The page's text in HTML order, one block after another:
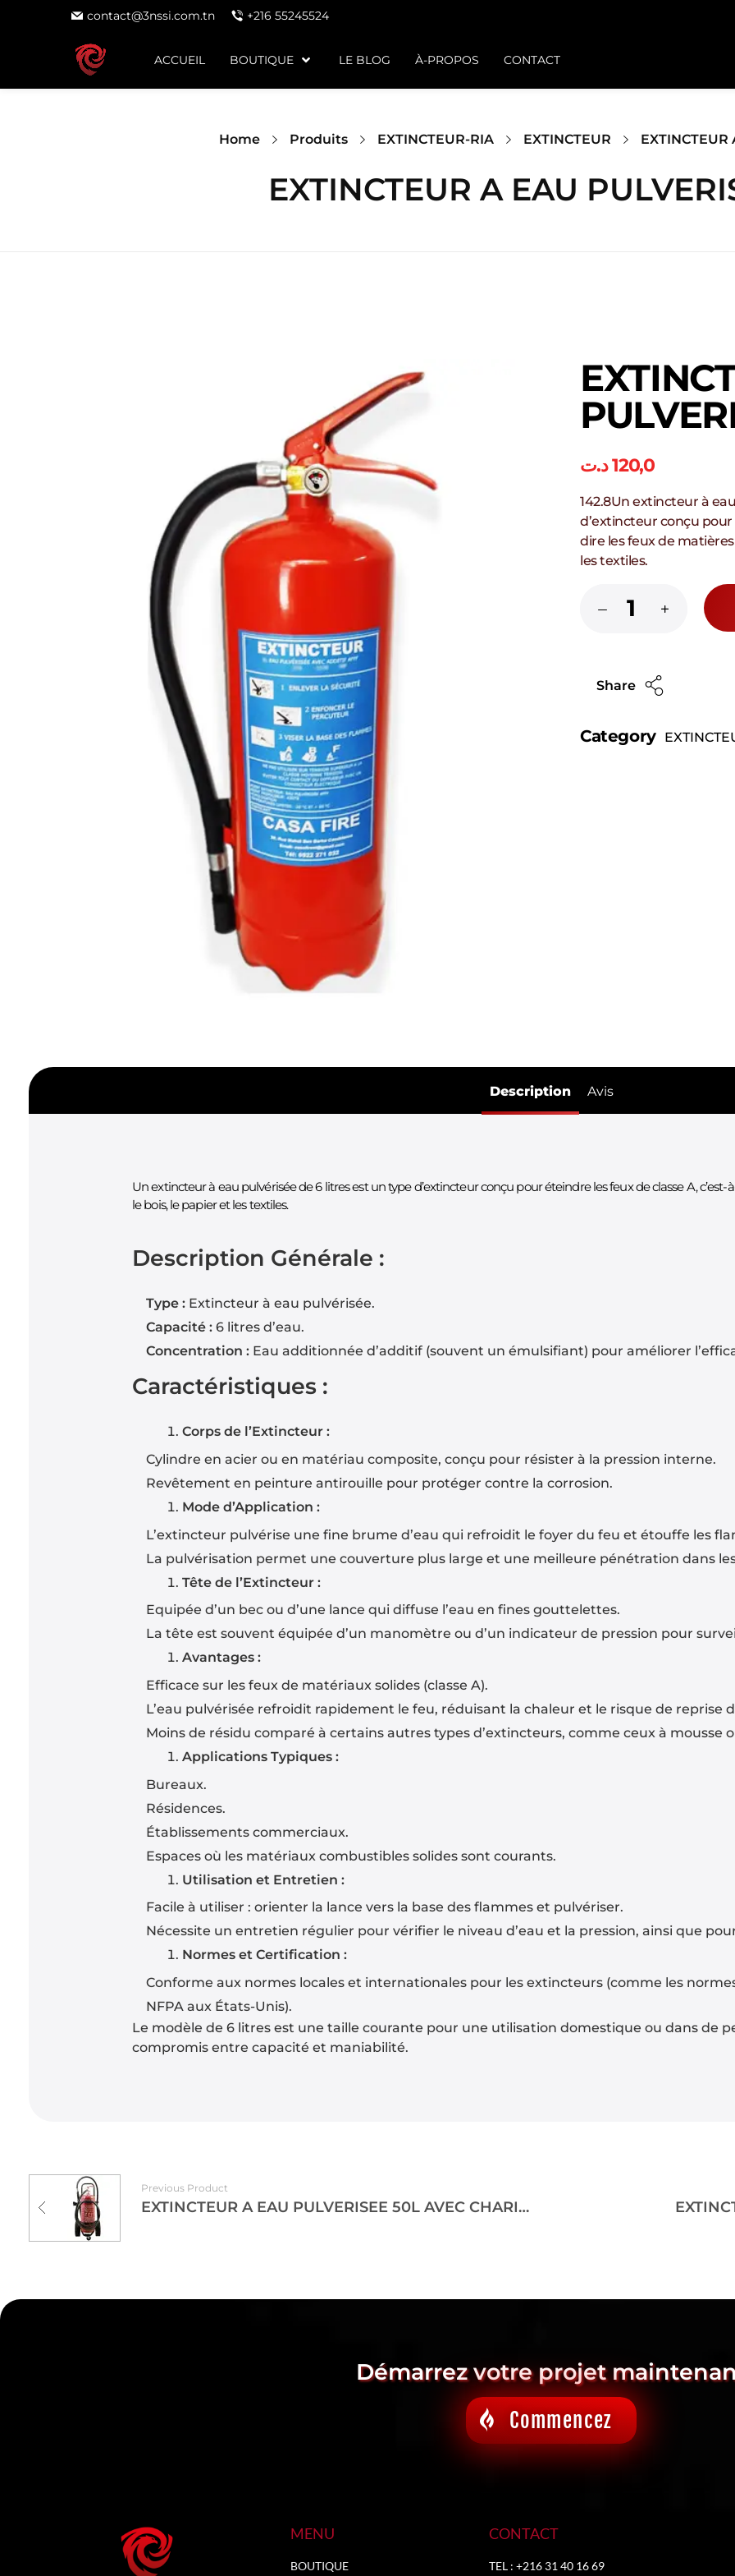
contact@3nssi.com.tn +216 55245524
ACCUEIL BOUTIQUE LE BLOG À-PROPOS CONTACT
Home Produits EXTINCTEUR-RIA EXTINCTEUR EXTINCTEUR
EXTINCTEUR A EAU
120,0د.ت
142.8Un extincteur à
d’extincteur conçu pour
dire les feux de
les textiles.
Share
Category
Description Avis
Un extincteur à eau pulvérisée de 6 litres est un type d’extincteur conçu pour éteindre les feux de classe A,
le bois, le papier et les textiles.
Description Générale :
Type : Extincteur à eau pulvérisée.
Capacité : 6 litres d’eau.
Concentration : Eau additionnée d’additif (souvent un émulsifiant) pour améliorer
Caractéristiques :
Corps de l’Extincteur :
Cylindre en acier ou en matériau composite, conçu pour résister à la pression interne.
Revêtement en peinture antirouille pour protéger contre la corrosion.
Mode d’Application :
L’extincteur pulvérise une fine brume d’eau qui refroidit le foyer du feu et étouffe les
La pulvérisation permet une couverture plus large et une meilleure pénétration dans
Tête de l’Extincteur :
Equipée d’un bec ou d’une lance qui diffuse l’eau en fines gouttelettes.
La tête est souvent équipée d’un manomètre ou d’un indicateur de pression pour
Avantages :
Efficace sur les feux de matériaux solides (classe A).
L’eau pulvérisée refroidit rapidement le feu, réduisant la chaleur et le risque de reprise
Moins de résidu comparé à certains autres types d’extincteurs, comme ceux à mousse
Applications Typiques :
Bureaux.
Résidences.
Établissements commerciaux.
Espaces où les matériaux combustibles solides sont courants.
Utilisation et Entretien :
Facile à utiliser : orienter la lance vers la base des flammes et pulvériser.
Nécessite un entretien régulier pour vérifier le niveau d’eau et la pression, ainsi que pour
Normes et Certification :
Conforme aux normes locales et internationales pour les extincteurs (comme les
NFPA aux États-Unis).
Le modèle de 6 litres est une taille courante pour une utilisation domestique ou dans de
compromis entre capacité et maniabilité.
Previous Product
EXTINCTEUR A EAU PULVERISEE 50L AVEC CHARIOT
Démarrez votre projet
Commencez
MENU
BOUTIQUE
CONTACT
TEL : +216 31 40 16 69